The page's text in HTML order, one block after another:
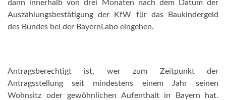
dann innerhalb von drei Monaten nach dem Datum der
Auszahlungsbestätigung der KfW für das Baukindergeld
des Bundes bei der BayernLabo eingehen.
Antragsberechtigt ist, wer zum Zeitpunkt der
Antragsstellung seit mindestens einem Jahr seinen
Wohnsitz oder gewöhnlichen Aufenthalt in Bayern hat.